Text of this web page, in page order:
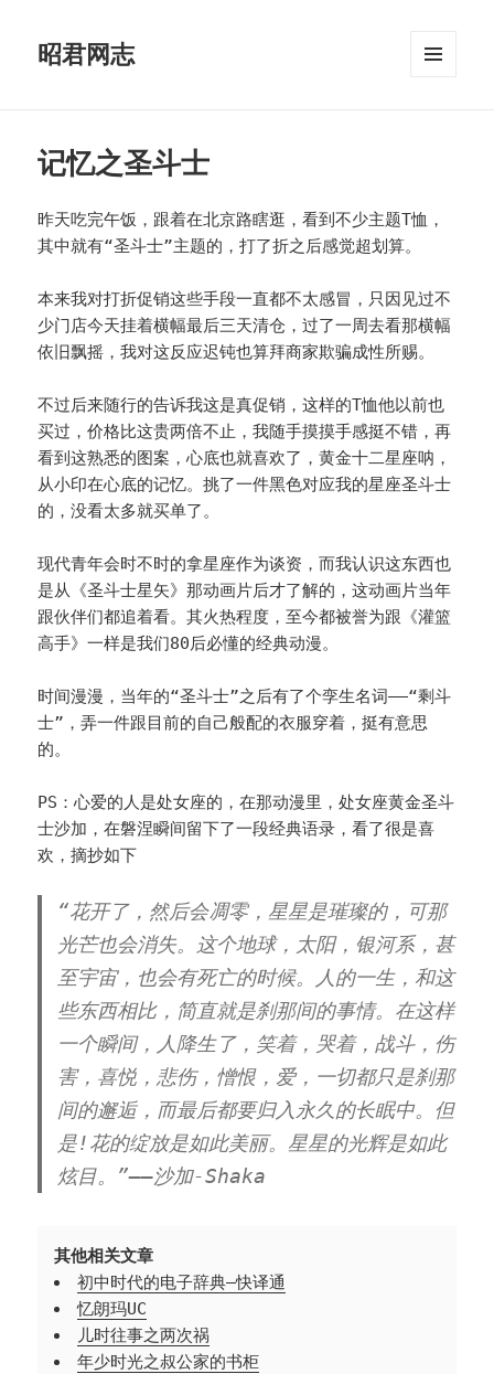
昭君网志
记忆之圣斗士
昨天吃完午饭，跟着在北京路瞎逛，看到不少主题T恤，
其中就有“圣斗士”主题的，打了折之后感觉超划算。
本来我对打折促销这些手段一直都不太感冒，只因见过不
少门店今天挂着横幅最后三天清仓，过了一周去看那横幅
依旧飘摇，我对这反应迟钝也算拜商家欺骗成性所赐。
不过后来随行的告诉我这是真促销，这样的T恤他以前也
买过，价格比这贵两倍不止，我随手摸摸手感挺不错，再
看到这熟悉的图案，心底也就喜欢了，黄金十二星座呐，
从小印在心底的记忆。挑了一件黑色对应我的星座圣斗士
的，没看太多就买单了。
现代青年会时不时的拿星座作为谈资，而我认识这东西也
是从《圣斗士星矢》那动画片后才了解的，这动画片当年
跟伙伴们都追着看。其火热程度，至今都被誉为跟《灌篮
高手》一样是我们80后必懂的经典动漫。
时间漫漫，当年的“圣斗士”之后有了个孪生名词——“剩斗
士”，弄一件跟目前的自己般配的衣服穿着，挺有意思
的。
PS：心爱的人是处女座的，在那动漫里，处女座黄金圣斗
士沙加，在磐涅瞬间留下了一段经典语录，看了很是喜
欢，摘抄如下
“花开了，然后会凋零，星星是璀璨的，可那
光芒也会消失。这个地球，太阳，银河系，甚
至宇宙，也会有死亡的时候。人的一生，和这
些东西相比，简直就是刹那间的事情。在这样
一个瞬间，人降生了，笑着，哭着，战斗，伤
害，喜悦，悲伤，憎恨，爱，一切都只是刹那
间的邂逅，而最后都要归入永久的长眠中。但
是!花的绽放是如此美丽。星星的光辉是如此
炫目。”——沙加-Shaka
其他相关文章
初中时代的电子辞典—快译通
忆朗玛UC
儿时往事之两次祸
年少时光之叔公家的书柜